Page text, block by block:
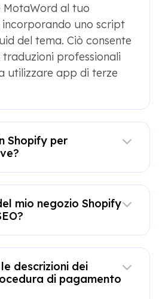
MotaWord al tuo
uno script
del tema. Ciò consente
traduzioni professionali
utilizzare app di terze
Shopify per
mio negozio Shopify
descrizioni dei
di pagamento